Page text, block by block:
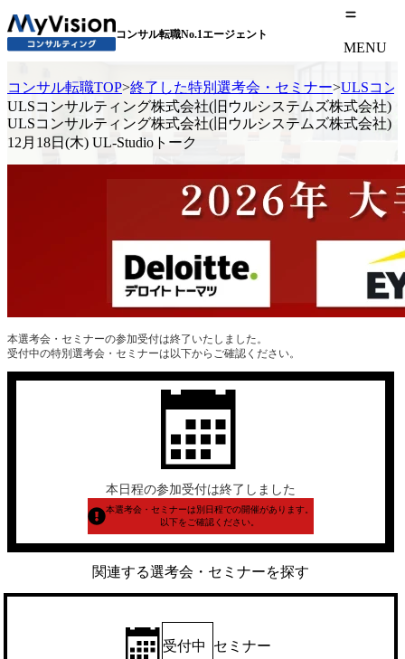
コンサル転職No.1エージェント
MENU
コンサル転職TOP>終了した特別選考会・セミナー>ULSコン
ULSコンサルティング株式会社(旧ウルシステムズ株式会社)
ULSコンサルティング株式会社(旧ウルシステムズ株式会社)
12月18日(木) UL-Studioトーク
本選考会・セミナーの参加受付は終了いたしました。
受付中の特別選考会・セミナーは以下からご確認ください。
本日程の参加受付は終了しました
本選考会・セミナーは別日程での開催があります。
以下をご確認ください。
関連する選考会・セミナーを探す
受付中 セミナー